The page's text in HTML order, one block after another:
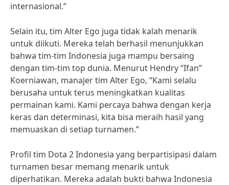
internasional.”
Selain itu, tim Alter Ego juga tidak kalah menarik
untuk diikuti. Mereka telah berhasil menunjukkan
bahwa tim-tim Indonesia juga mampu bersaing
dengan tim-tim top dunia. Menurut Hendry “Ifan”
Koerniawan, manajer tim Alter Ego, “Kami selalu
berusaha untuk terus meningkatkan kualitas
permainan kami. Kami percaya bahwa dengan kerja
keras dan determinasi, kita bisa meraih hasil yang
memuaskan di setiap turnamen.”
Profil tim Dota 2 Indonesia yang berpartisipasi dalam
turnamen besar memang menarik untuk
diperhatikan. Mereka adalah bukti bahwa Indonesia